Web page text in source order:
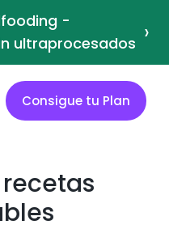
-
ultraprocesados ›
Consigue tu Plan